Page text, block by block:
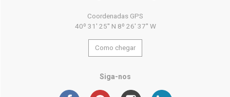
Coordenadas GPS
40º 31' 25'' N 8º 26' 37'' W
Como chegar
Siga-nos